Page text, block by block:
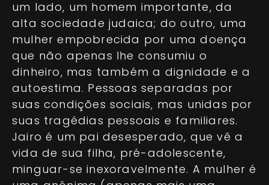
um lado, um homem importante, da
alta sociedade judaica; do outro, uma
mulher empobrecida por uma doença
que não apenas lhe consumiu o
dinheiro, mas também a dignidade e a
autoestima. Pessoas separadas por
suas condições sociais, mas unidas por
suas tragédias pessoais e familiares.
Jairo é um pai desesperado, que vê a
vida de sua filha, pré-adolescente,
minguar-se inexoravelmente. A mulher é